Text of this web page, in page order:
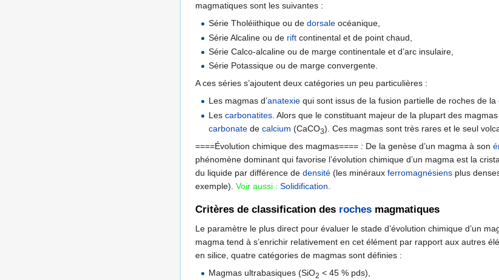
magmatiques sont les suivantes :
Série Tholéiithique ou dedorsale océanique,
Série Alcaline ou de rift continental et de point chaud,
Série Calco-alcaline ou de marge continentale et d’arc insulaire,
Série Potassique ou de marge convergente.
A ces séries s’ajoutent deux catégories un peu particulières :
Les magmas d’anatexie qui sont issus de la fusion partielle de roches de la
Lescarbonatites . Alors que le constituant majeur de la plupart des
carbonate decalcium (CaCO3). Ces magmas sont très rares et le seul
====Évolution chimique des magmas==== : De la genèse d’un magma à son
phénomène dominant qui favorise l’évolution chimique d’un magma est la
du liquide par différence de densité (les minéraux ferromagnésiens plus
exemple). Voir aussi : Solidification
Critères de classification des roches magmatiques
Le paramètre le plus direct pour évaluer le stade d’évolution chimique d’un
magma tend à s’enrichir relativement en cet élément par rapport aux autres
en silice, quatre catégories de magmas sont définies :
Magmas ultrabasiques (SiO2 < 45 % pds),